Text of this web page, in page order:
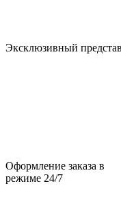
Эксклюзивный
Оформление заказа в
режиме 24/7